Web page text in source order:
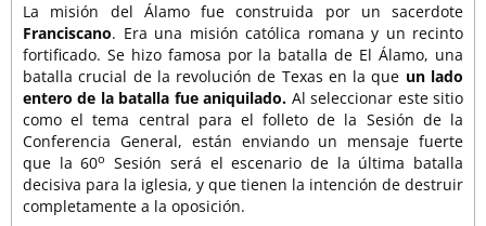
La misión del Álamo fue construida por un sacerdote
Franciscano. Era una misión católica romana y un recinto
fortificado. Se hizo famosa por la batalla de El Álamo, una
batalla crucial de la revolución de Texas en la que un lado
entero de la batalla fue aniquilado. Al seleccionar este sitio
como el tema central para el folleto de la Sesión de la
Conferencia General, están enviando un mensaje fuerte
que la 60o
Sesión será el escenario de la última batalla
decisiva para la iglesia, y que tienen la intención de destruir
completamente a la oposición.